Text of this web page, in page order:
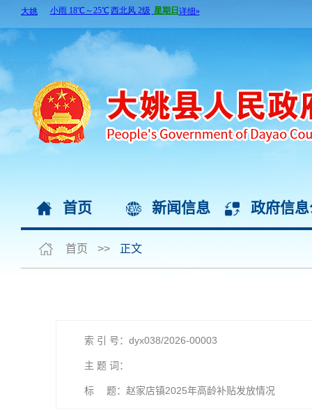
首页 新闻信息 政府信
首页 >> 正文
索 引 号：dyx038/2026-00003
主 题 词：
标 题：赵家店镇2025年高龄补贴发放情况